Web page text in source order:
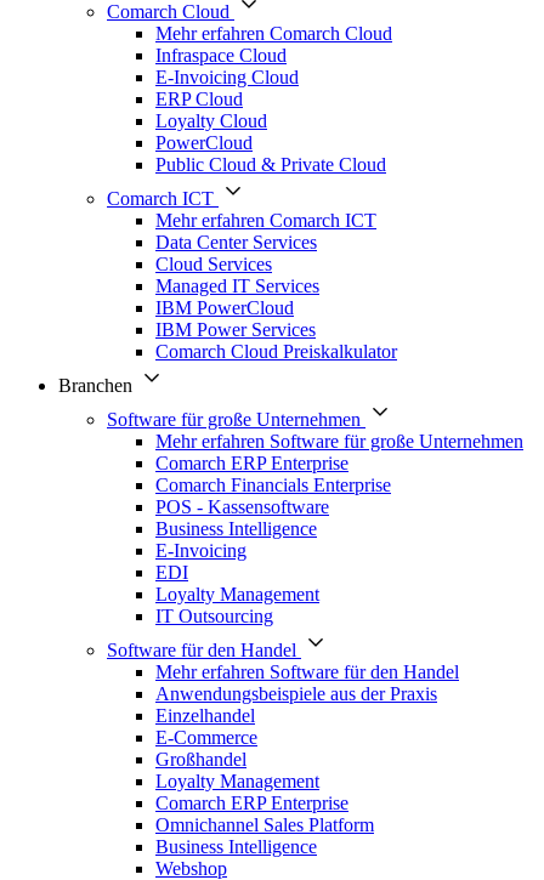
Comarch Cloud
Mehr erfahren Comarch Cloud
Infraspace Cloud
E-Invoicing Cloud
ERP Cloud
Loyalty Cloud
PowerCloud
Public Cloud & Private Cloud
Comarch ICT
Mehr erfahren Comarch ICT
Data Center Services
Cloud Services
Managed IT Services
IBM PowerCloud
IBM Power Services
Comarch Cloud Preiskalkulator
Branchen
Software für große Unternehmen
Mehr erfahren Software für große Unternehmen
Comarch ERP Enterprise
Comarch Financials Enterprise
POS - Kassensoftware
Business Intelligence
E-Invoicing
EDI
Loyalty Management
IT Outsourcing
Software für den Handel
Mehr erfahren Software für den Handel
Anwendungsbeispiele aus der Praxis
Einzelhandel
E-Commerce
Großhandel
Loyalty Management
Comarch ERP Enterprise
Omnichannel Sales Platform
Business Intelligence
Webshop